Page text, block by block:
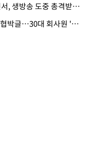
· 멕시코 유명 인플루언서, 생방송 도중 총격받아 사망
· SNS에 '대통령 살해' 협박글…30대 회사원 '불구속 송치'